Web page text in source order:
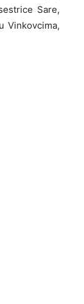
Sare,
Vinkovcima,